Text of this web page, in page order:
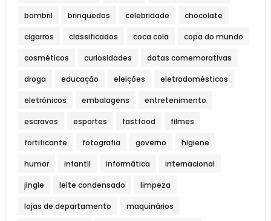
bombril brinquedos celebridade chocolate
cigarros classificados coca cola copa do mundo
cosméticos curiosidades datas comemorativas
droga educação eleições eletrodomésticos
eletrônicos embalagens entretenimento
escravos esportes fastfood filmes
fortificante fotografia governo higiene
humor infantil informática internacional
jingle leite condensado limpeza
lojas de departamento maquinários